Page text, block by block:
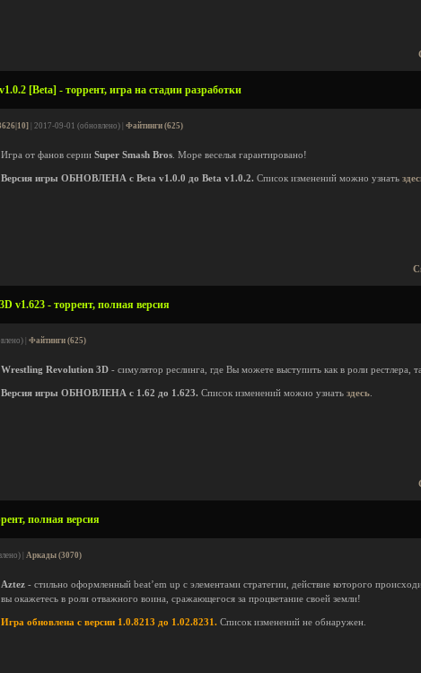
[Beta] - торрент, игра на стадии разработки
| 2017-09-01 (обновлено) | Файтинги (625)
Игра от фанов серии Super Smash Bros . Море веселья гарантировано!
Версия игры ОБНОВЛЕНА с Beta v1.0.0 до Beta v1.0.2. Список изменений можно узнать
v1.623 - торрент, полная версия
| Файтинги (625)
Wrestling Revolution 3D - симулятор реслинга, где Вы можете выступить как в роли рестлера,
Версия игры ОБНОВЛЕНА с 1.62 до 1.623. Список изменений можно узнать здесь
полная версия
| Аркады (3070)
Aztez - стильно оформленный beat’em up с элементами стратегии, действие которого
вы окажетесь в роли отважного воина, сражающегося за процветание своей земли!
Игра обновлена с версии 1.0.8213 до 1.02.8231. Список изменений не обнаружен.